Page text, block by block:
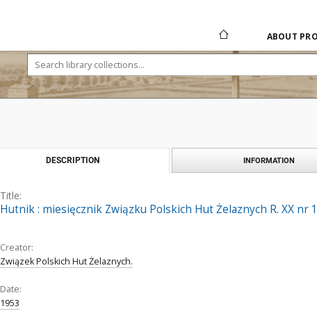
ABOUT
DESCRIPTION INFORMATION
Title:
Hutnik : miesięcznik Związku Polskich Hut Żelaznych R. XX nr
Creator:
Związek Polskich Hut Żelaznych.
Date:
1953